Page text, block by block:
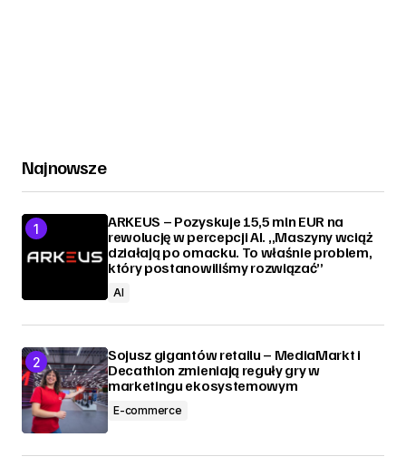
Najnowsze
ARKEUS – Pozyskuje 15,5 mln EUR na
rewolucję w percepcji AI. „Maszyny wciąż
działają po omacku. To właśnie problem,
który postanowiliśmy rozwiązać”
AI
Sojusz gigantów retailu – MediaMarkt i
Decathlon zmieniają reguły gry w
marketingu ekosystemowym
E-commerce